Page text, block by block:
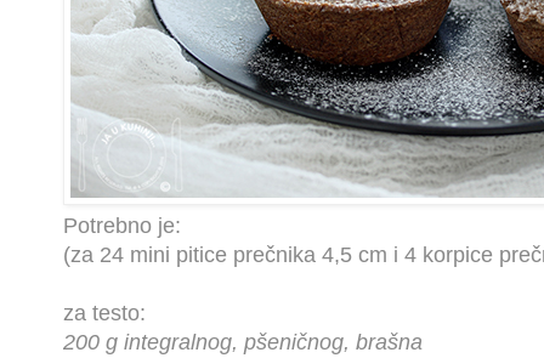
Potrebno je:
(za 24 mini pitice prečnika 4,5 cm i 4 korpice
za testo:
200 g integralnog, pšeničnog, brašna